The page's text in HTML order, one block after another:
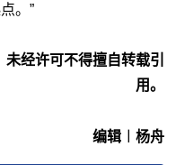
。”
经许可不得擅自转载引
用。
编辑︱杨舟